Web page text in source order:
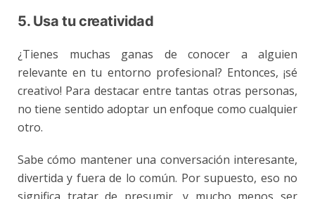
5. Usa tu creatividad
¿Tienes muchas ganas de conocer a alguien
relevante en tu entorno profesional? Entonces, ¡sé
creativo! Para destacar entre tantas otras personas,
no tiene sentido adoptar un enfoque como cualquier
otro.
Sabe cómo mantener una conversación interesante,
divertida y fuera de lo común. Por supuesto, eso no